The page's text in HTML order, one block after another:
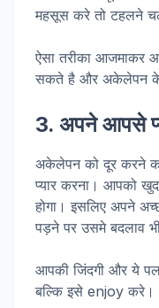
महसूस करे तो टहलने
ऐसा तरीका आजमाकर
सकते है और अकेलेपन के
3. अपने आपसे
अकेलेपन को दूर करने
प्यार करना। आपको खुद
होगा। इसलिए अपने
पड़ने पर उसमे बदलाव
आपकी जिंदगी और ये
बल्कि इसे enjoy करे।